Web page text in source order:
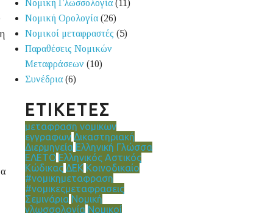
Νομική Γλωσσολογία (11)
Νομική Ορολογία (26)
Νομικοί μεταφραστές (5)
Παραθέσεις Νομικών
Μεταφράσεων (10)
Συνέδρια (6)
ΕΤΙΚΕΤΕΣ
μεταφραση νομικων
εγγραφων Δικαστηριακή
Διερμηνεία Ελληνική Γλώσσα
ΕΛΕΤΟ Ελληνικός Αστικός
Κώδικας ΔΕΚ Κοινοδικαίο
#νομικημεταφραση
#νομικεςμεταφρασεις
Σεμινάρια Νομική
γλωσσολογία Νομικοί